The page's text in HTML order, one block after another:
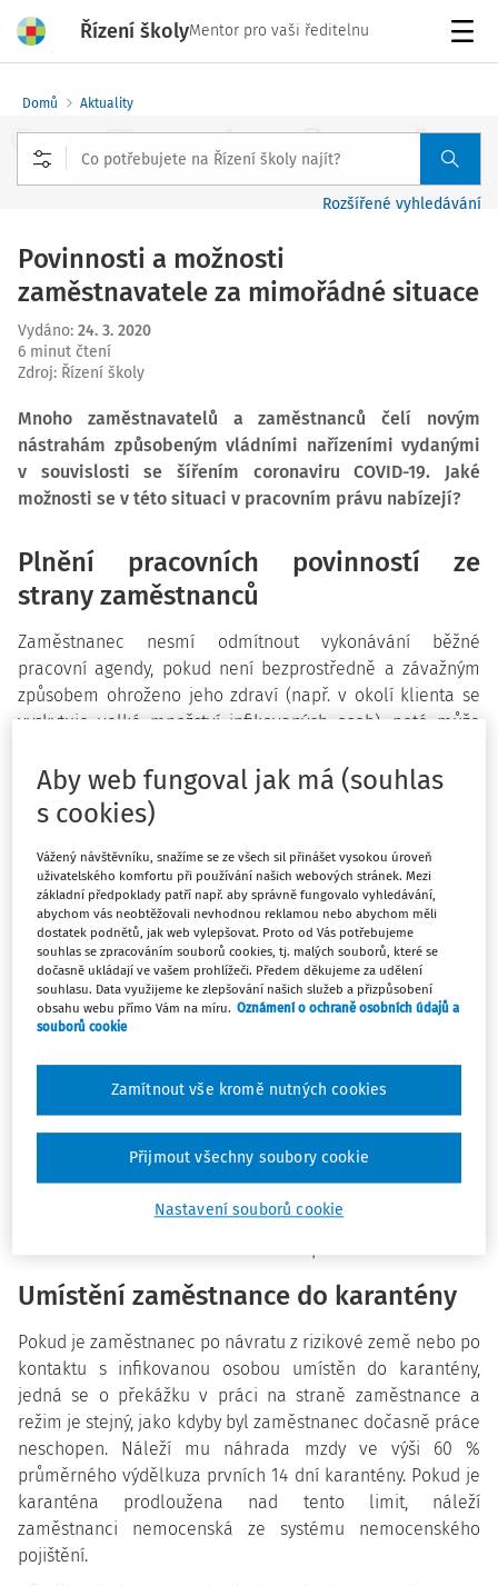
Řízení školyMentor pro vaši ředitelnu
Domů Aktuality
Rozšířené vyhledávání
Povinnosti a možnosti
zaměstnavatele za mimořádné situace
Vydáno: 24. 3. 2020
6 minut čtení
Zdroj: Řízení školy
Mnoho zaměstnavatelů a zaměstnanců čelí novým
nástrahám způsobeným vládními nařízeními vydanými
v souvislosti se šířením coronaviru COVID-19. Jaké
možnosti se v této situaci v pracovním právu nabízejí?
Plnění pracovních povinností ze
strany zaměstnanců
Zaměstnanec nesmí odmítnout vykonávání běžné
pracovní agendy, pokud není bezprostředně a závažným
způsobem ohroženo jeho zdraví (např. v okolí klienta se
vyskytuje velké množství infikovaných osob), poté může
Plnění povinností ze strany
zaměstnavatele
Pokud nemá zaměstnavatel (např. z důvodu velkého
úbytku zakázek) práci pro své zaměstnance, jedná se o
překážku v práci na straně zaměstnavatele. V tomto
případě náleží zaměstnanci náhrada mzdy nebo platu ve
výši průměrného výdělku. V tomto případě je možné využít
institut částečné nezaměstnanosti zakotvený v § 209
zákoníku práce. Při splnění dalších podmínek může
zaměstnavatel obdržet příspěvek od státu ve výši 20 %
průměrného výdělku každého zaměstnance a tak snížit
své náklady v době krize. Tento příspěvek je však, mimo
problematicky využitelný institut. Lze očekávat, že dojde ke
které budou muset zaměstnavatelé vyplácet
Umístění zaměstnance do karantény
Pokud je zaměstnanec po návratu z rizikové země nebo po
kontaktu s infikovanou osobou umístěn do karantény,
jedná se o překážku v práci na straně zaměstnance a
režim je stejný, jako kdyby byl zaměstnanec dočasně práce
neschopen. Náleží mu náhrada mzdy ve výši 60 %
průměrného výdělkuza prvních 14 dní karantény. Pokud je
karanténa prodloužena nad tento limit, náleží
zaměstnanci nemocenská ze systému nemocenského
pojištění.
Aby web fungoval jak má (souhlas
s cookies)
Vážený návštěvníku, snažíme se ze všech sil přinášet vysokou úroveň
uživatelského komfortu při používání našich webových stránek. Mezi
základní předpoklady patří např. aby správně fungovalo vyhledávání,
abychom vás neobtěžovali nevhodnou reklamou nebo abychom měli
dostatek podnětů, jak web vylepšovat. Proto od Vás potřebujeme
souhlas se zpracováním souborů cookies, tj. malých souborů, které se
dočasně ukládají ve vašem prohlížeči. Předem děkujeme za udělení
souhlasu. Data využijeme ke zlepšování našich služeb a přizpůsobení
obsahu webu přímo Vám na míru. Oznámení o ochraně osobních údajů a
souborů cookie
Nastavení souborů cookie
Zamítnout vše kromě nutných cookies
Přijmout všechny soubory cookie